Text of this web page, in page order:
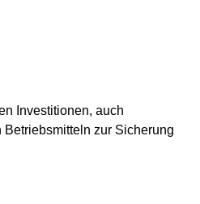
Investitionen, auch
zur Sicherung